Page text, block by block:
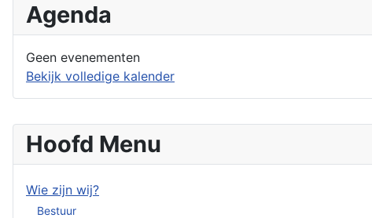
Hoofd Menu
Wie zijn wij?
Bestuur
Agenda
Geen evenementen
Bekijk volledige kalender